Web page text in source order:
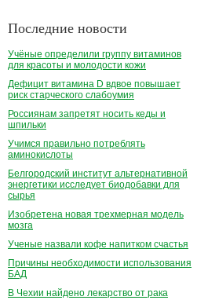
Последние новости
Учёные определили группу витаминов
для красоты и молодости кожи
Дефицит витамина D вдвое повышает
риск старческого слабоумия
Россиянам запретят носить кеды и
шпильки
Учимся правильно потреблять
аминокислоты
Белгородский институт альтернативной
энергетики исследует биодобавки для
сырья
Изобретена новая трехмерная модель
мозга
Ученые назвали кофе напитком счастья
Причины необходимости использования
БАД
В Чехии найдено лекарство от рака